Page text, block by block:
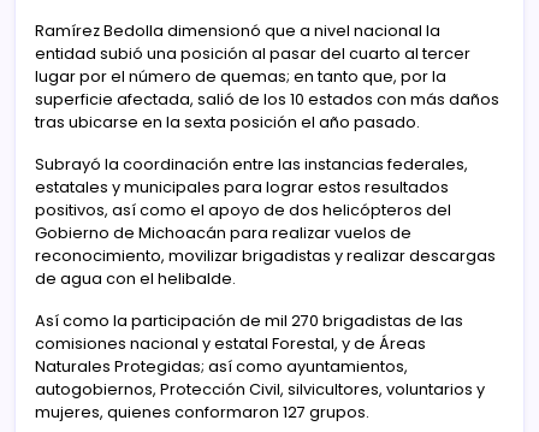
Ramírez Bedolla dimensionó que a nivel nacional la
entidad subió una posición al pasar del cuarto al tercer
lugar por el número de quemas; en tanto que, por la
superficie afectada, salió de los 10 estados con más daños
tras ubicarse en la sexta posición el año pasado.
Subrayó la coordinación entre las instancias federales,
estatales y municipales para lograr estos resultados
positivos, así como el apoyo de dos helicópteros del
Gobierno de Michoacán para realizar vuelos de
reconocimiento, movilizar brigadistas y realizar descargas
de agua con el helibalde.
Así como la participación de mil 270 brigadistas de las
comisiones nacional y estatal Forestal, y de Áreas
Naturales Protegidas; así como ayuntamientos,
autogobiernos, Protección Civil, silvicultores, voluntarios y
mujeres, quienes conformaron 127 grupos.